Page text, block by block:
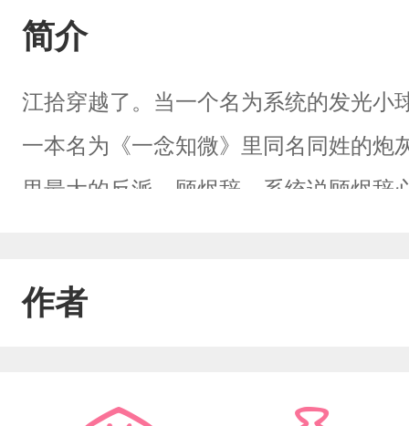
简介
江拾穿越了。当一个名为系统的发光小
一本名为《一念知微》里同名同姓的炮
里最大的反派—顾烬辞，系统说顾烬辞
安！怎么安！大反派能让他安吗，作
拾恨不得以头抢地回到现世但系统口
作者